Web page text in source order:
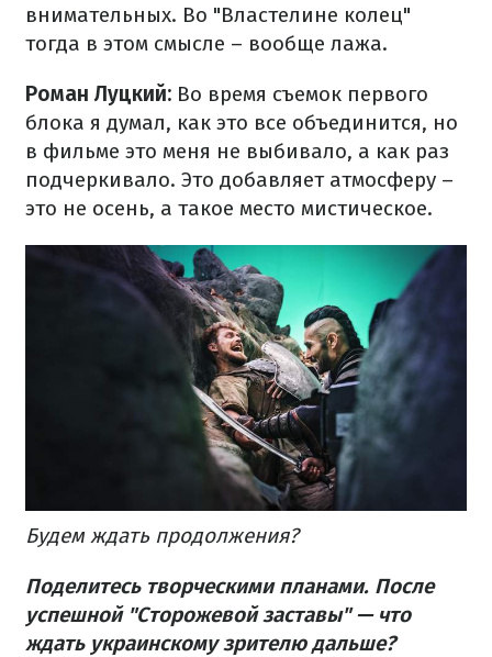
внимательных. Во "Властелине колец"
тогда в этом смысле – вообще лажа.
Роман Луцкий: Во время съемок первого
блока я думал, как это все объединится, но
в фильме это меня не выбивало, а как раз
подчеркивало. Это добавляет атмосферу –
это не осень, а такое место мистическое.
Будем ждать продолжения?
Поделитесь творческими планами. После
успешной "Сторожевой заставы" — что
ждать украинскому зрителю дальше?